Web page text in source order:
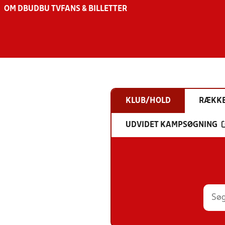
OM DBU DBU TV FANS & BILLETTER
KLUB/HOLD
UDVIDET KAMPSØGNING